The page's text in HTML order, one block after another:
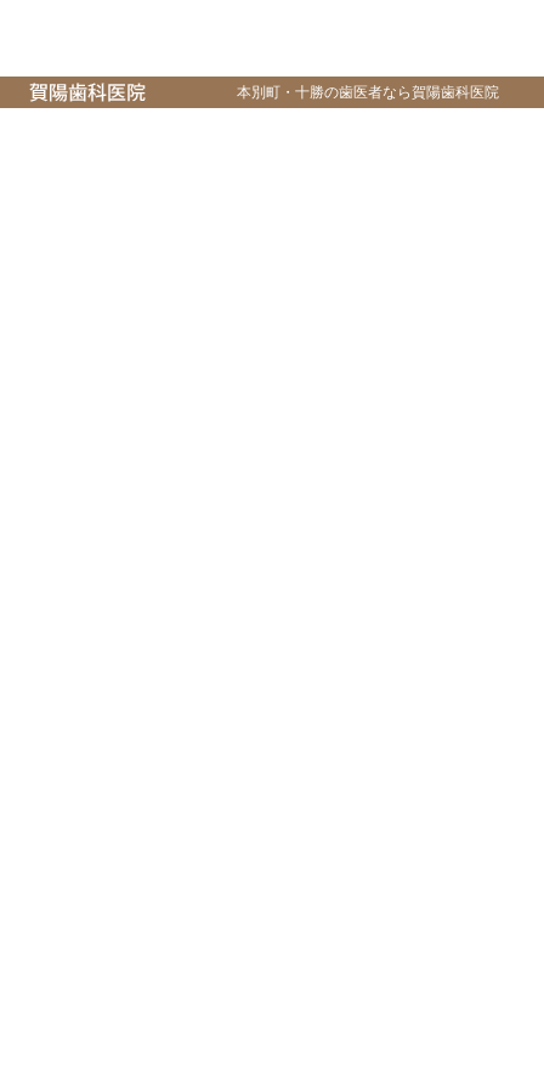
本別町・十勝の歯医者なら賀陽歯科医院